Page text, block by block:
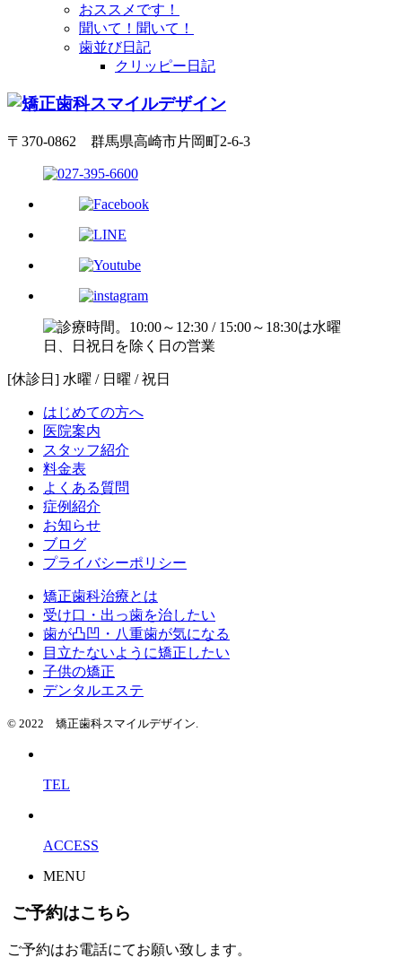
おススメです！
聞いて！聞いて！
歯並び日記
クリッピー日記
〒370-0862 群馬県高崎市片岡町2-6-3
[休診日] 水曜 / 日曜 / 祝日
はじめての方へ
医院案内
スタッフ紹介
料金表
よくある質問
症例紹介
お知らせ
ブログ
プライバシーポリシー
矯正歯科治療とは
受け口・出っ歯を治したい
歯が凸凹・八重歯が気になる
目立たないように矯正したい
子供の矯正
デンタルエステ
© 2022 矯正歯科スマイルデザイン.
TEL
ACCESS
MENU
ご予約はこちら
ご予約はお電話にてお願い致します。